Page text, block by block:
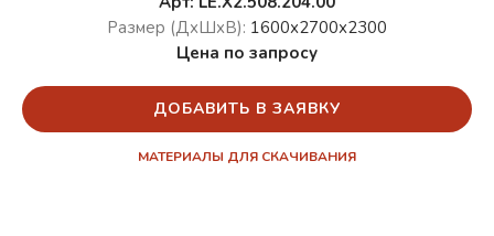
Размер (ДхШхВ): 1600х2700х2300
Цена по запросу
ДОБАВИТЬ В ЗАЯВКУ
МАТЕРИАЛЫ ДЛЯ СКАЧИВАНИЯ